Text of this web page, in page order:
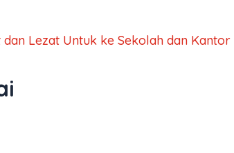
dan Lezat Untuk ke Sekolah dan Kantor